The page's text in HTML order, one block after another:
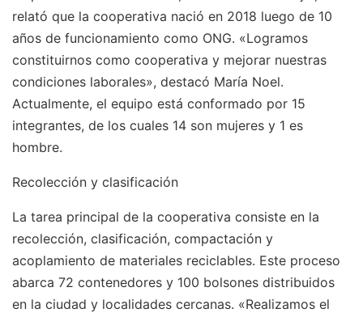
relató que la cooperativa nació en 2018 luego de 10
años de funcionamiento como ONG. «Logramos
constituirnos como cooperativa y mejorar nuestras
condiciones laborales», destacó María Noel.
Actualmente, el equipo está conformado por 15
integrantes, de los cuales 14 son mujeres y 1 es
hombre.
Recolección y clasificación
La tarea principal de la cooperativa consiste en la
recolección, clasificación, compactación y
acoplamiento de materiales reciclables. Este proceso
abarca 72 contenedores y 100 bolsones distribuidos
en la ciudad y localidades cercanas. «Realizamos el